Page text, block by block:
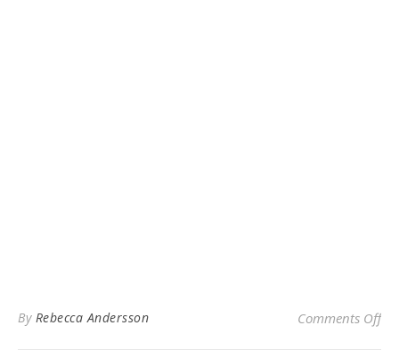
By Rebecca Andersson Comments Offon